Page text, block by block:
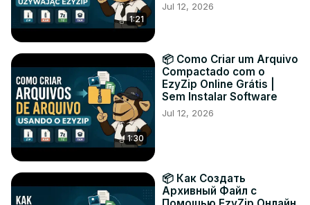
1:21
Jul 12, 2026
1:30
📦 Como Criar um Arquivo
Compactado com o
EzyZip Online Grátis |
Sem Instalar Software
Jul 12, 2026
📦 Как Создать
Архивный Файл с